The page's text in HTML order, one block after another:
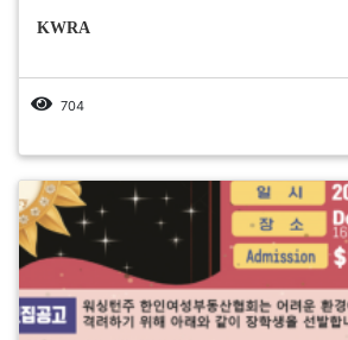
KWRA
704